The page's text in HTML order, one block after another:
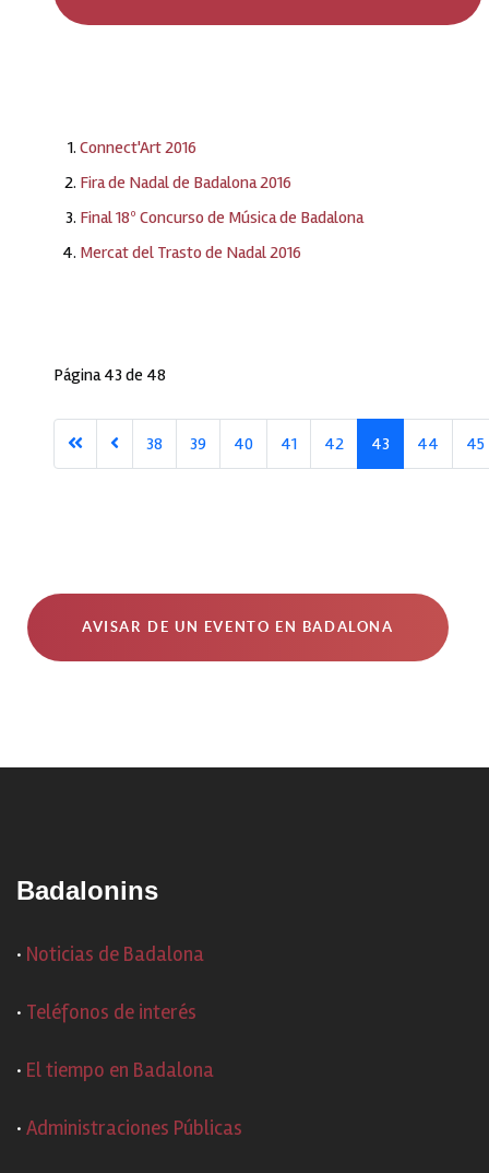
Connect'Art 2016
Fira de Nadal de Badalona 2016
Final 18º Concurso de Música de Badalona
Mercat del Trasto de Nadal 2016
Página 43 de 48
38 39 40 41 42 43 44 45
AVISAR DE UN EVENTO EN BADALONA
Badalonins
· Noticias de Badalona
· Teléfonos de interés
· El tiempo en Badalona
· Administraciones Públicas